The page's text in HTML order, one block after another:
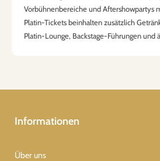
Vorbühnenbereiche und Aftershowpartys
Platin-Tickets beinhalten zusätzlich
Platin-Lounge, Backstage-Führungen und
Informationen
Über uns